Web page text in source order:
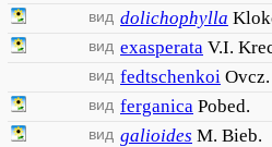
вид dolichophylla
вид exasperata V.I.
вид fedtschenkoi
вид ferganica Pobed.
вид galioides M. Bieb.